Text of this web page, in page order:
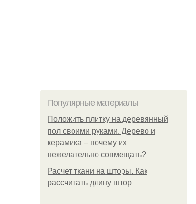
Популярные материалы
Положить плитку на деревянный
пол своими руками. Дерево и
керамика – почему их
нежелательно совмещать?
Расчет ткани на шторы. Как
рассчитать длину штор